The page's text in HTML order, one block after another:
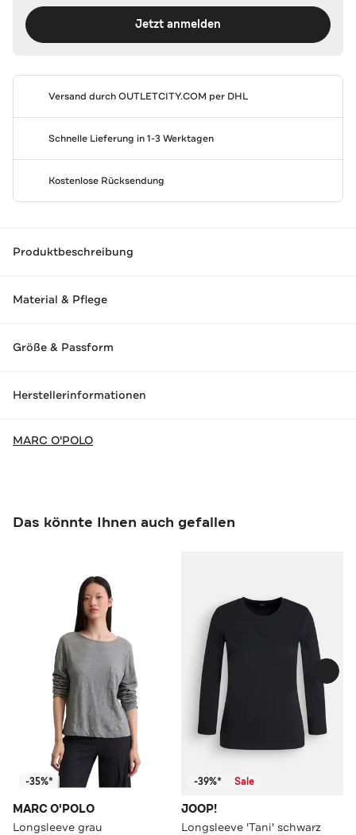
Jetzt anmelden
Versand durchOUTLETCITY.COM per DHL
Schnelle Lieferung in 1-3 Werktagen
Kostenlose Rücksendung
Produktbeschreibung
Material & Pflege
Größe & Passform
Herstellerinformationen
MARC O'POLO
Das könnte Ihnen auch gefallen
-35%*
MARC O'POLO
Longsleeve grau
-39%* Sale
JOOP!
Longsleeve 'Tani' schwarz